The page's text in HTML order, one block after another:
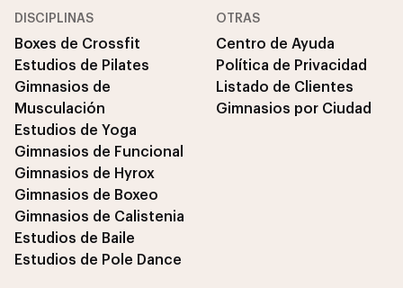
DISCIPLINAS
Boxes de Crossfit
Estudios de Pilates
Gimnasios de
Musculación
Estudios de Yoga
Gimnasios de Funcional
Gimnasios de Hyrox
Gimnasios de Boxeo
Gimnasios de Calistenia
Estudios de Baile
Estudios de Pole Dance
OTRAS
Centro de Ayuda
Política de Privacidad
Listado de Clientes
Gimnasios por Ciudad